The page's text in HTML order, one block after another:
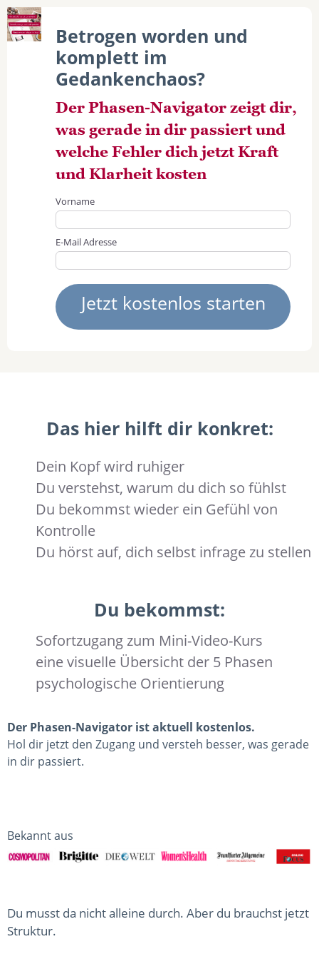
Betrogen worden und
komplett im
Gedankenchaos?
Der Phasen-Navigator zeigt dir,
was gerade in dir passiert und
welche Fehler dich jetzt Kraft
und Klarheit kosten
Vorname
E-Mail Adresse
Jetzt kostenlos starten
Das hier hilft dir konkret:
Dein Kopf wird ruhiger
Du verstehst, warum du dich so fühlst
Du bekommst wieder ein Gefühl von
Kontrolle
Du hörst auf, dich selbst infrage zu stellen
Du bekommst:
Sofortzugang zum Mini-Video-Kurs
eine visuelle Übersicht der 5 Phasen
psychologische Orientierung
Der Phasen-Navigator ist aktuell kostenlos.
Hol dir jetzt den Zugang und versteh besser, was gerade
in dir passiert.
Bekannt aus
Du musst da nicht alleine durch. Aber du brauchst jetzt
Struktur.